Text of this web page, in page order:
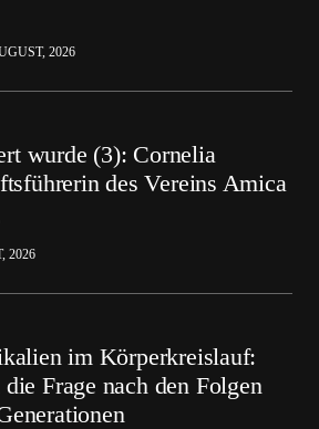
2026
wurde (3): Cornelia
des Vereins Amica
2026
im Körperkreislauf:
Frage nach den Folgen